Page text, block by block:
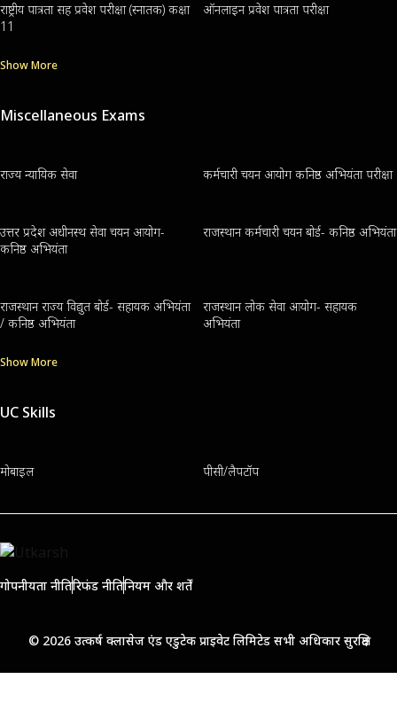
राष्ट्रीय पात्रता सह प्रवेश परीक्षा (स्नातक) कक्षा
11
ऑनलाइन प्रवेश पात्रता परीक्षा
Show More
Miscellaneous Exams
राज्य न्यायिक सेवा कर्मचारी चयन आयोग कनिष्ठ अभियंता परीक्षा
उत्तर प्रदेश अधीनस्थ सेवा चयन आयोग-
कनिष्ठ अभियंता
राजस्थान कर्मचारी चयन बोर्ड- कनिष्ठ अभियंता
राजस्थान राज्य विद्युत बोर्ड- सहायक अभियंता
/ कनिष्ठ अभियंता
राजस्थान लोक सेवा आयोग- सहायक
अभियंता
Show More
UC Skills
मोबाइल पीसी/लैपटॉप
गोपनीयता नीतिरिफंड नीतिनियम और शर्तें
© 2026 उत्कर्ष क्लासेज एंड एडुटेक प्राइवेट लिमिटेड सभी अधिकार सुरक्षित